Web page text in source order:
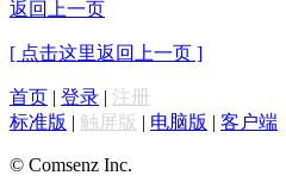
返回上一页
[ 点击这里返回上一页 ]
首页 | 登录 | 注册
标准版 | 触屏版 | 电脑版 | 客户端
© Comsenz Inc.